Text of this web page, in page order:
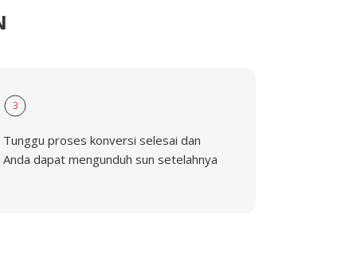
3
Tunggu proses konversi selesai dan
Anda dapat mengunduh sun setelahnya